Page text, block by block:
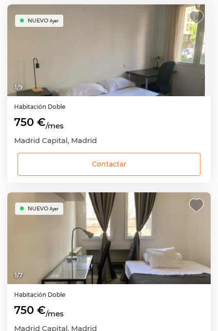
1/9
NUEVO Ayer
Habitación Doble
750 €/mes
Madrid Capital, Madrid
Contactar
1/7
NUEVO Ayer
Habitación Doble
750 €/mes
Madrid Capital, Madrid